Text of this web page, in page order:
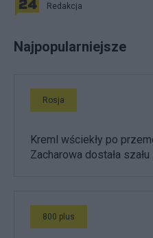
Redakcja
Najpopularniejsze
Rosja
Kreml wściekły po
Zacharowa dostała szału
800 plus